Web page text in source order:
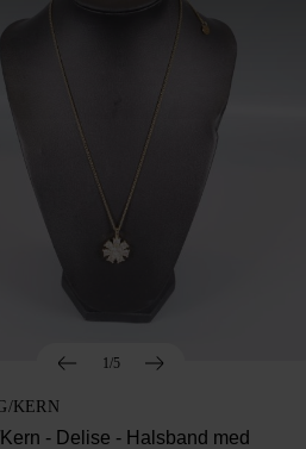
1/5
KERN
- Delise - Halsband med